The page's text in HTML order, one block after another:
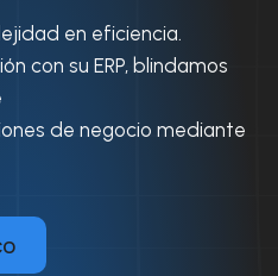
en eficiencia.
con su ERP, blindamos
de negocio mediante